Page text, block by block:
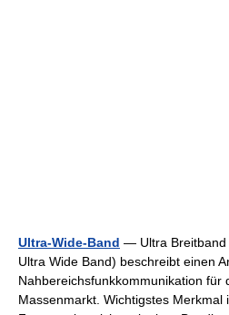
Ultra-Wide-Band — Ultra Breitband
Ultra Wide Band) beschreibt einen
Nahbereichsfunkkommunikation für
Massenmarkt. Wichtigstes